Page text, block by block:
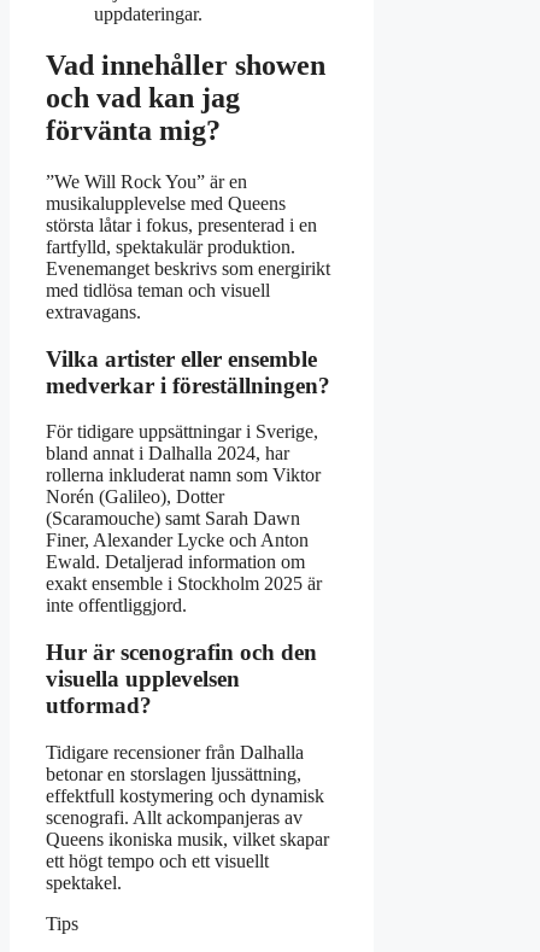
uppdateringar.
Vad innehåller showen
och vad kan jag
förvänta mig?
”We Will Rock You” är en
musikalupplevelse med Queens
största låtar i fokus, presenterad i en
fartfylld, spektakulär produktion.
Evenemanget beskrivs som energirikt
med tidlösa teman och visuell
extravagans.
Vilka artister eller ensemble
medverkar i föreställningen?
För tidigare uppsättningar i Sverige,
bland annat i Dalhalla 2024, har
rollerna inkluderat namn som Viktor
Norén (Galileo), Dotter
(Scaramouche) samt Sarah Dawn
Finer, Alexander Lycke och Anton
Ewald. Detaljerad information om
exakt ensemble i Stockholm 2025 är
inte offentliggjord.
Hur är scenografin och den
visuella upplevelsen
utformad?
Tidigare recensioner från Dalhalla
betonar en storslagen ljussättning,
effektfull kostymering och dynamisk
scenografi. Allt ackompanjeras av
Queens ikoniska musik, vilket skapar
ett högt tempo och ett visuellt
spektakel.
Tips